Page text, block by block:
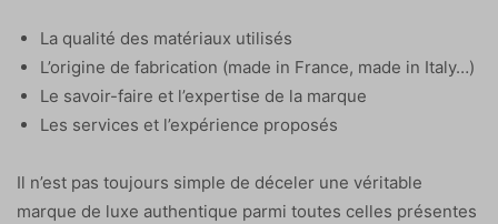
La qualité des matériaux utilisés
L’origine de fabrication (made in France, made in Italy…)
Le savoir-faire et l’expertise de la marque
Les services et l’expérience proposés
Il n’est pas toujours simple de déceler une véritable
marque de luxe authentique parmi toutes celles présentes